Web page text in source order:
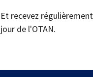
Et recevez
jour de l'OTAN.